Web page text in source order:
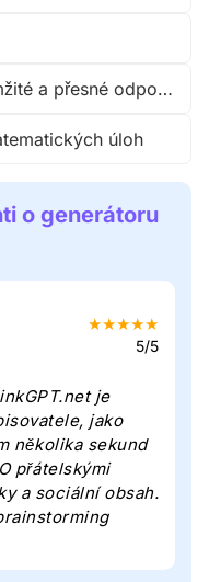
AI generátor otázek – okamžité a přesné odpovědi
úloh
o generátoru
★★★★★
5/5
je
jako
několika sekund
přátelskými
a sociální obsah.